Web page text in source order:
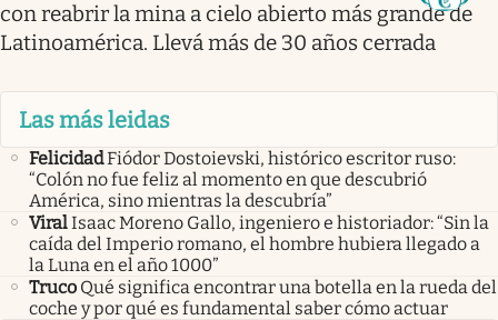
con reabrir la mina a cielo abierto más grande de
Latinoamérica. Llevá más de 30 años cerrada
Las más leidas
FelicidadFiódor Dostoievski, histórico escritor ruso:
“Colón no fue feliz al momento en que descubrió
América, sino mientras la descubría”
ViralIsaac Moreno Gallo, ingeniero e historiador: “Sin la
caída del Imperio romano, el hombre hubiera llegado a
la Luna en el año 1000”
Truco Qué significa encontrar una botella en la rueda del
coche y por qué es fundamental saber cómo actuar